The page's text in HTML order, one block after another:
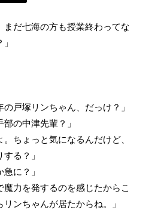
だ七海の方も授業終わってな
戸塚リンちゃん、だっけ？」
の中津先輩？」
ちょっと気になるんだけど、
る？」
に？」
力を発するのを感じたからこ
ンちゃんが居たからね。」